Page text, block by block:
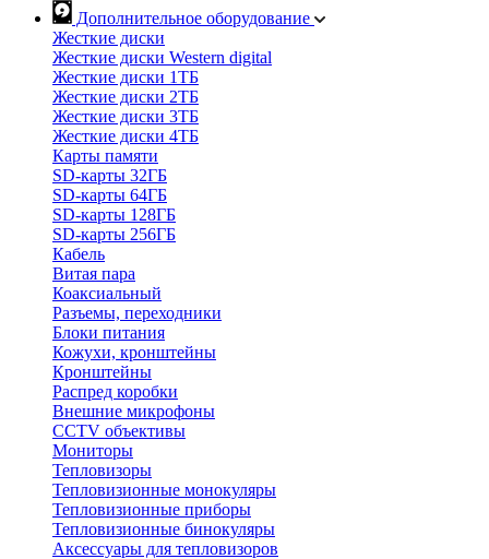
Дополнительное оборудование
Жесткие диски
Жесткие диски Western digital
Жесткие диски 1ТБ
Жесткие диски 2ТБ
Жесткие диски 3ТБ
Жесткие диски 4ТБ
Карты памяти
SD-карты 32ГБ
SD-карты 64ГБ
SD-карты 128ГБ
SD-карты 256ГБ
Кабель
Витая пара
Коаксиальный
Разъемы, переходники
Блоки питания
Кожухи, кронштейны
Кронштейны
Распред коробки
Внешние микрофоны
CCTV объективы
Мониторы
Тепловизоры
Тепловизионные монокуляры
Тепловизионные приборы
Тепловизионные бинокуляры
Аксессуары для тепловизоров